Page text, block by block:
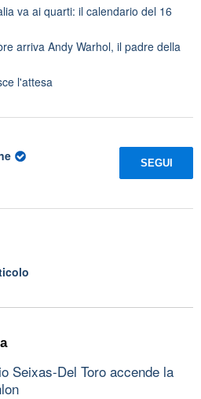
va ai quarti: il calendario del 16
arriva Andy Warhol, il padre della
l'attesa
SEGUI
Seixas-Del Toro accende la